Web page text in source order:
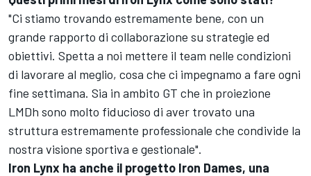
"Ci stiamo trovando estremamente bene, con un
grande rapporto di collaborazione su strategie ed
obiettivi. Spetta a noi mettere il team nelle condizioni
di lavorare al meglio, cosa che ci impegnamo a fare ogni
fine settimana. Sia in ambito GT che in proiezione
LMDh sono molto fiducioso di aver trovato una
struttura estremamente professionale che condivide la
nostra visione sportiva e gestionale".
Iron Lynx ha anche il progetto Iron Dames, una